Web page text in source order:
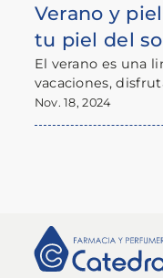
Verano y
tu piel del
El verano es una
vacaciones,
simplemente para
pero eso también
Nov. 18, 2024